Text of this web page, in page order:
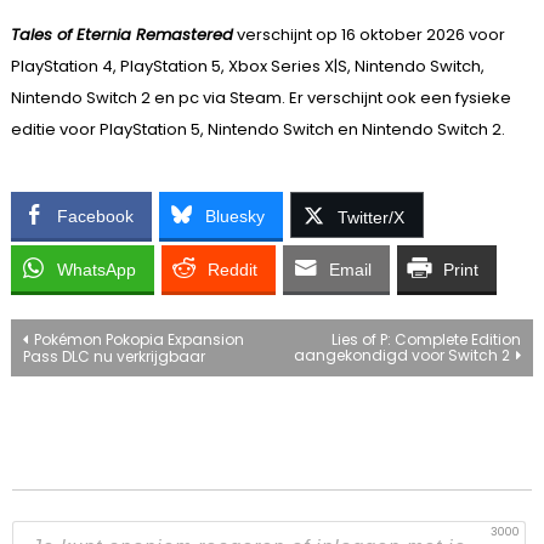
Tales of Eternia Remasteredverschijnt op 16 oktober 2026 voor
PlayStation 4, PlayStation 5, Xbox Series X|S, Nintendo Switch,
Nintendo Switch 2 en pc via Steam. Er verschijnt ook een fysieke
editie voor PlayStation 5, Nintendo Switch en Nintendo Switch 2.
Facebook Bluesky Twitter/X
WhatsApp Reddit Email Print
Bericht
Pokémon Pokopia Expansion
Pass DLC nu verkrijgbaar
Lies of P: Complete Edition
aangekondigd voor Switch 2
3000